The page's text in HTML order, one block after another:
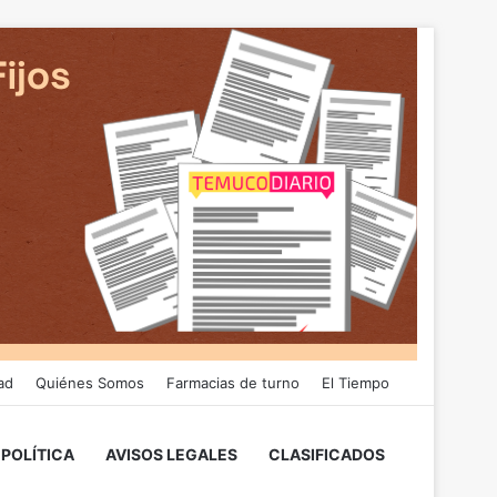
Quiénes Somos Farmacias de turno El Tiempo
POLÍTICA AVISOS LEGALES CLASIFICADOS